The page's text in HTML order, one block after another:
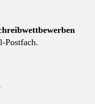
Postfach.